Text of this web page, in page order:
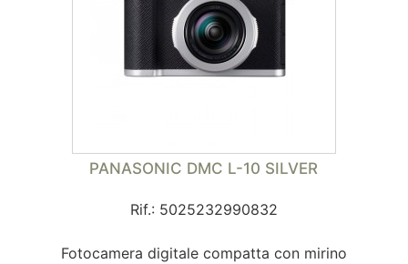
PANASONIC DMC L-10 SILVER
Rif.: 5025232990832
Fotocamera digitale compatta con mirino